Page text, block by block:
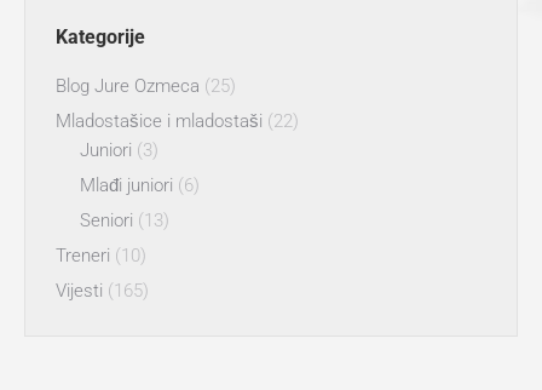
Kategorije
Blog Jure Ozmeca (25)
Mladostašice i mladostaši (22)
Juniori (3)
Mlađi juniori (6)
Seniori (13)
Treneri (10)
Vijesti (165)